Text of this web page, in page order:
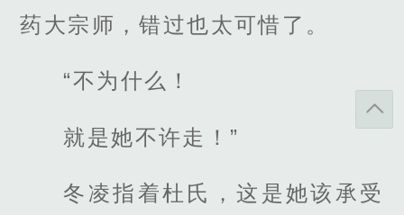
药大宗师，错过也太可惜了。
“不为什么！
就是她不许走！”
冬凌指着杜氏，这是她该承受